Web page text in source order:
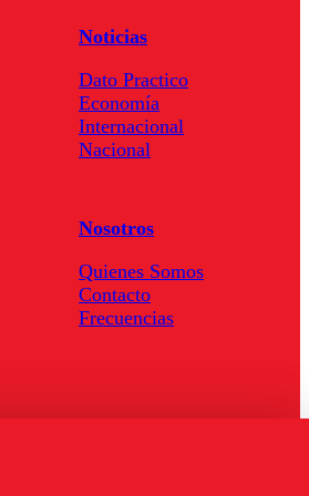
Noticias
Dato Practico
Economía
Internacional
Nacional
Nosotros
Quienes Somos
Contacto
Frecuencias